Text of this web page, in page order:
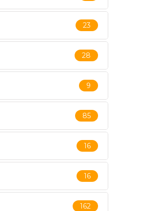
23
28
9
85
16
16
162